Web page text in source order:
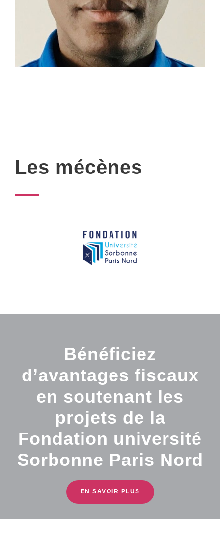
Les mécènes
Bénéficiez
d’avantages fiscaux
en soutenant les
projets de la
Fondation université
Sorbonne Paris Nord
EN SAVOIR PLUS